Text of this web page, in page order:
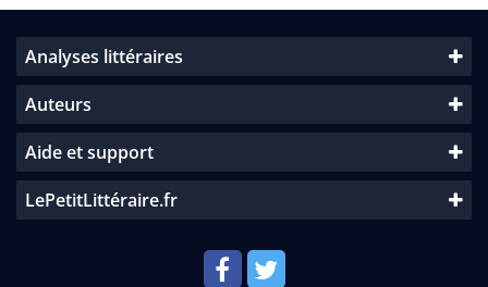
Analyses littéraires
Auteurs
Aide et support
LePetitLittéraire.fr